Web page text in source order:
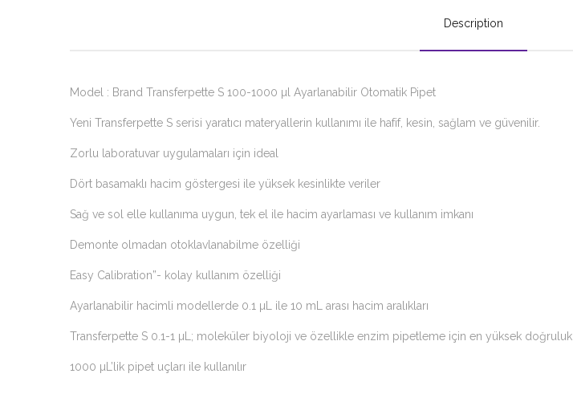
Description
Model : Brand Transferpette S 100-1000 µl Ayarlanabilir Otomatik Pipet
Yeni Transferpette S serisi yaratıcı materyallerin kullanımı ile hafif, kesin, sağlam ve güvenilir.
Zorlu laboratuvar uygulamaları için ideal
Dört basamaklı hacim göstergesi ile yüksek kesinlikte veriler
Sağ ve sol elle kullanıma uygun, tek el ile hacim ayarlaması ve kullanım imkanı
Demonte olmadan otoklavlanabilme özelliği
Easy Calibration”- kolay kullanım özelliği
Ayarlanabilir hacimli modellerde 0.1 µL ile 10 mL arası hacim aralıkları
Transferpette S 0.1-1 µL; moleküler biyoloji ve özellikle enzim pipetleme için en yüksek doğruluk
1000 µL’lik pipet uçları ile kullanılır